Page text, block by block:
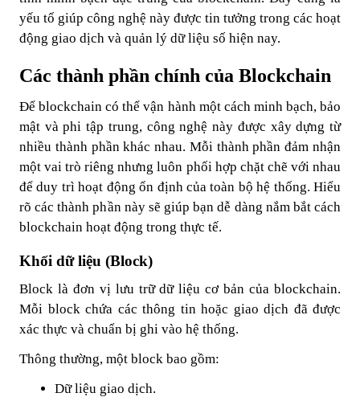
yếu tố giúp công nghệ này được tin tưởng trong các hoạt
động giao dịch và quản lý dữ liệu số hiện nay.
Các thành phần chính của Blockchain
Để blockchain có thể vận hành một cách minh bạch, bảo
mật và phi tập trung, công nghệ này được xây dựng từ
nhiều thành phần khác nhau. Mỗi thành phần đảm nhận
một vai trò riêng nhưng luôn phối hợp chặt chẽ với nhau
để duy trì hoạt động ổn định của toàn bộ hệ thống. Hiểu
rõ các thành phần này sẽ giúp bạn dễ dàng nắm bắt cách
blockchain hoạt động trong thực tế.
Khối dữ liệu (Block)
Block là đơn vị lưu trữ dữ liệu cơ bản của blockchain.
Mỗi block chứa các thông tin hoặc giao dịch đã được
xác thực và chuẩn bị ghi vào hệ thống.
Thông thường, một block bao gồm:
Dữ liệu giao dịch.